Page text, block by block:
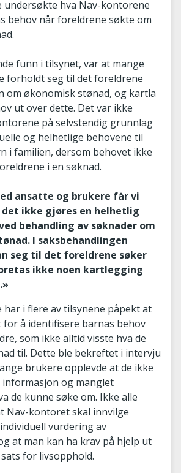
hva Nav-kontorene
behov når foreldrene søkte om
funn i tilsynet, var at mange
forholdt seg til det foreldrene
om økonomisk stønad, og kartla
ut over dette. Det var ikke
på selvstendig grunnlag
og helhetlige behovene til
i familien, dersom behovet ikke
i en søknad.
ansatte og brukere får vi
ikke gjøres en helhetlig
behandling av søknader om
I saksbehandlingen
seg til det foreldrene søker
ikke noen kartlegging
i flere av tilsynene påpekt at
for å identifisere barnas behov
som ikke alltid visste hva de
til. Dette ble bekreftet i intervju
brukere opplevde at de ikke
og manglet
de kunne søke om. Ikke alle
Nav-kontoret skal innvilge
vurdering av
at man kan ha krav på hjelp ut
for livsopphold.